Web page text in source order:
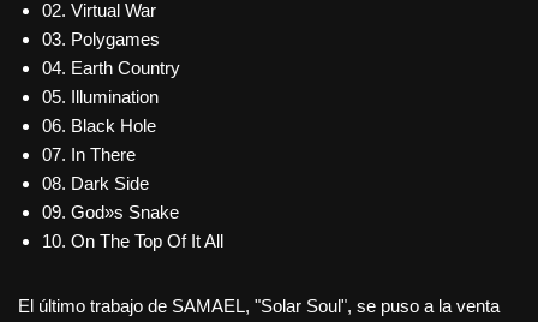
02. Virtual War
03. Polygames
04. Earth Country
05. Illumination
06. Black Hole
07. In There
08. Dark Side
09. God»s Snake
10. On The Top Of It All
El último trabajo de SAMAEL, "Solar Soul", se puso a la venta